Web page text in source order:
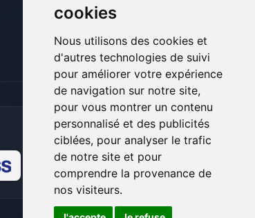
cookies
Nous utilisons des cookies et
d'autres technologies de suivi
pour améliorer votre expérience
de navigation sur notre site,
pour vous montrer un contenu
personnalisé et des publicités
ciblées, pour analyser le trafic
de notre site et pour
comprendre la provenance de
nos visiteurs.